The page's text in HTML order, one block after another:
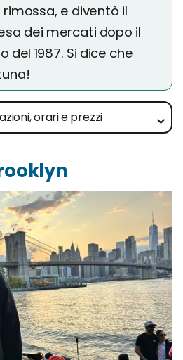
e diventò il
dei mercati dopo il
del 1987. Si dice che
orari e prezzi